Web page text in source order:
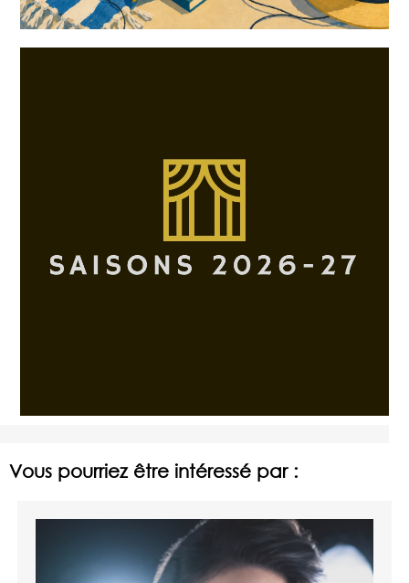
Vous pourriez être intéressé par :